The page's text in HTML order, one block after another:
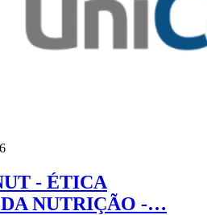
- ÉTICA
NUTRIÇÃO -…